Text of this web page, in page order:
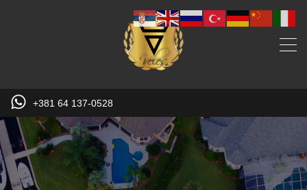
+381 64 137-0528